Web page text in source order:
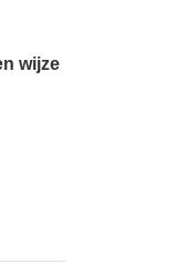
wijze